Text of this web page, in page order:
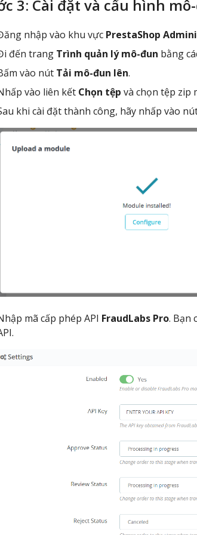
3: Cài đặt và cấu hình
nhập vào khu vực PrestaShop
đến trang Trình quản lý mô-đun bằng
vào nút Tải mô-đun lên.
vào liên kết Chọn tệp và chọn tệp zip
khi cài đặt thành công, hãy nhấp vào
mã cấp phép API FraudLabs Pro. Bạn